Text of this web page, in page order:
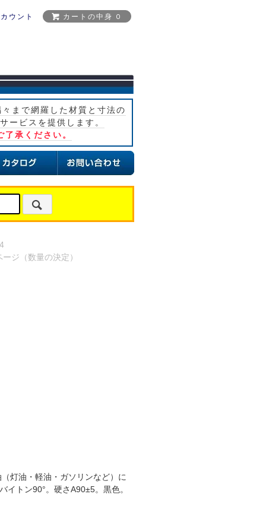
ウント カートの中身 0
まで網羅した材質と寸法の
ービスを提供します。
承ください。
ジ（数量の決定）
灯油・軽油・ガソリンなど）に
トン90°。硬さA90±5。黒色。